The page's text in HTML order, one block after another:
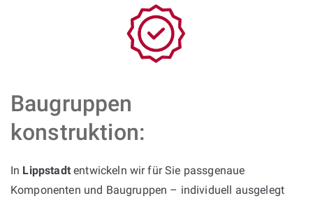
Baugruppen
konstruktion:
In Lippstadtentwickeln wir für Sie passgenaue
Komponenten und Baugruppen – individuell ausgelegt